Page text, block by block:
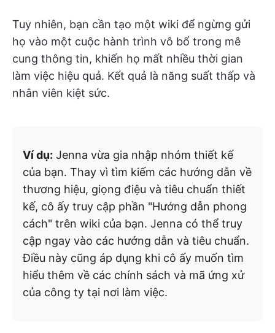
Tuy nhiên, bạn cần tạo một wiki để ngừng gửi
họ vào một cuộc hành trình vô bổ trong mê
cung thông tin, khiến họ mất nhiều thời gian
làm việc hiệu quả. Kết quả là năng suất thấp và
nhân viên kiệt sức.
Ví dụ: Jenna vừa gia nhập nhóm thiết kế
của bạn. Thay vì tìm kiếm các hướng dẫn về
thương hiệu, giọng điệu và tiêu chuẩn thiết
kế, cô ấy truy cập phần "Hướng dẫn phong
cách" trên wiki của bạn. Jenna có thể truy
cập ngay vào các hướng dẫn và tiêu chuẩn.
Điều này cũng áp dụng khi cô ấy muốn tìm
hiểu thêm về các chính sách và mã ứng xử
của công ty tại nơi làm việc.